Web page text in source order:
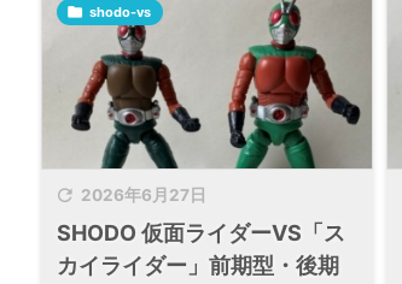
 2026年6月27日
 shodo-vs
SHODO 仮面ライダーVS「ス
カイライダー」前期型・後期